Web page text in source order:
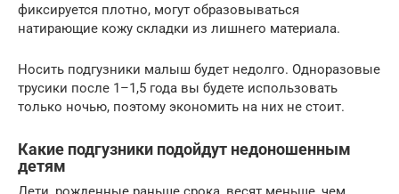
фиксируется плотно, могут образовываться
натирающие кожу складки из лишнего материала.
Носить подгузники малыш будет недолго. Одноразовые
трусики после 1–1,5 года вы будете использовать
только ночью, поэтому экономить на них не стоит.
Какие подгузники подойдут недоношенным
детям